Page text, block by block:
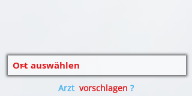
Arzt vorschlagen ?